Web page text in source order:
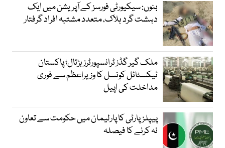
بنوں: سیکیورٹی فورسز کے آپریشن میں ایک
دہشت گرد ہلاک، متعدد مشتبہ افراد گرفتار
ملک گیر گڈز ٹرانسپورٹرز ہڑتال؛ پاکستان
ٹیکسٹائل کونسل کا وزیراعظم سے فوری
مداخلت کی اپیل
پیپلزپارٹی کا پارلیمان میں حکومت سے تعاون
نہ کرنے کا فیصلہ